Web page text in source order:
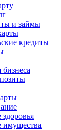
и займы
кредиты
имущества